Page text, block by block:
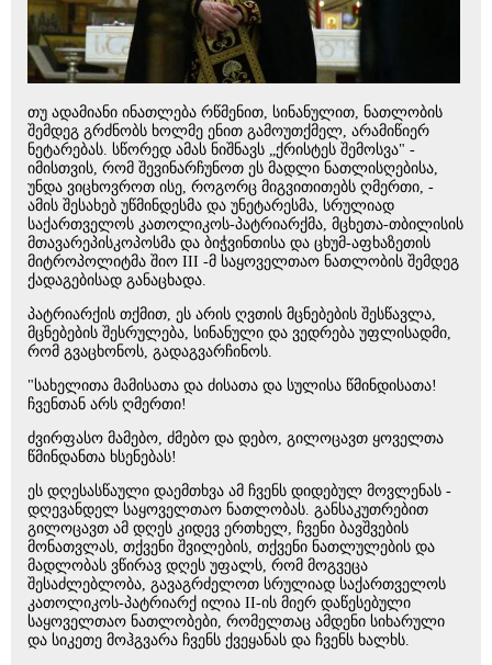
თუ ადამიანი ინათლება რწმენით, სინანულით, ნათლობის
შემდეგ გრძნობს ხოლმე ენით გამოუთქმელ, არამიწიერ
ნეტარებას. სწორედ ამას ნიშნავს „ქრისტეს შემოსვა" -
იმისთვის, რომ შევინარჩუნოთ ეს მადლი ნათლისღებისა,
უნდა ვიცხოვროთ ისე, როგორც მიგვითითებს ღმერთი, -
ამის შესახებ უწმინდესმა და უნეტარესმა, სრულიად
საქართველოს კათოლიკოს-პატრიარქმა, მცხეთა-თბილისის
მთავარეპისკოპოსმა და ბიჭვინთისა და ცხუმ-აფხაზეთის
მიტროპოლიტმა შიო III -მ საყოველთაო ნათლობის შემდეგ
ქადაგებისად განაცხადა.
პატრიარქის თქმით, ეს არის ღვთის მცნებების შესწავლა,
მცნებების შესრულება, სინანული და ვედრება უფლისადმი,
რომ გვაცხონოს, გადაგვარჩინოს.
"სახელითა მამისათა და ძისათა და სულისა წმინდისათა!
ჩვენთან არს ღმერთი!
ძვირფასო მამებო, ძმებო და დებო, გილოცავთ ყოველთა
წმინდანთა ხსენებას!
ეს დღესასწაული დაემთხვა ამ ჩვენს დიდებულ მოვლენას -
დღევანდელ საყოველთაო ნათლობას. განსაკუთრებით
გილოცავთ ამ დღეს კიდევ ერთხელ, ჩვენი ბავშვების
მონათვლას, თქვენი შვილების, თქვენი ნათლულების და
მადლობას ვწირავ დღეს უფალს, რომ მოგვეცა
შესაძლებლობა, გავაგრძელოთ სრულიად საქართველოს
კათოლიკოს-პატრიარქ ილია II-ის მიერ დაწესებული
საყოველთაო ნათლობები, რომელთაც ამდენი სიხარული
და სიკეთე მოჰგვარა ჩვენს ქვეყანას და ჩვენს ხალხს.